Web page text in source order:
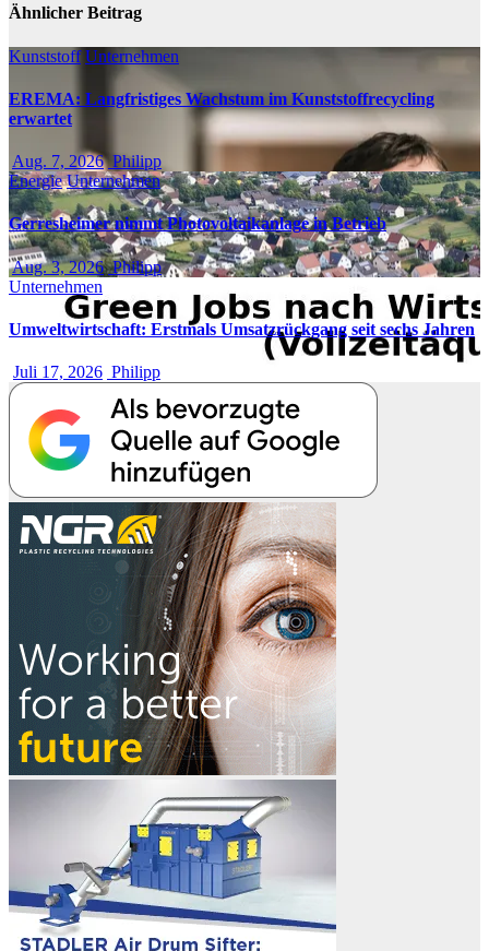
Ähnlicher Beitrag
Kunststoff Unternehmen
EREMA: Langfristiges Wachstum im Kunststoffrecycling
erwartet
Aug. 7, 2026 Philipp
Energie Unternehmen
Gerresheimer nimmt Photovoltaikanlage in Betrieb
Aug. 3, 2026 Philipp
Unternehmen
Umweltwirtschaft: Erstmals Umsatzrückgang seit sechs Jahren
Juli 17, 2026 Philipp